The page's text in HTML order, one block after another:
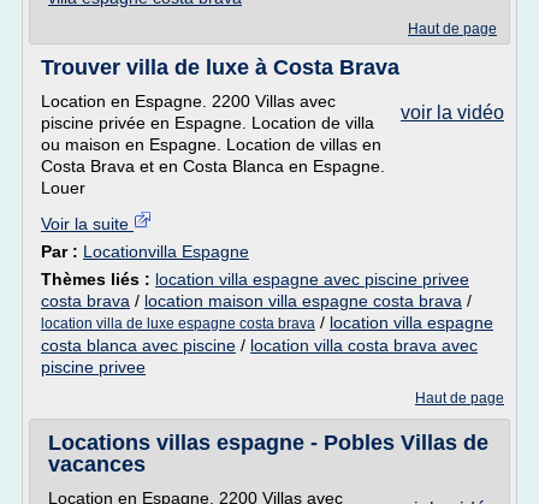
Haut de page
Trouver villa de luxe à Costa Brava
voir la vidéo
Location en Espagne. 2200 Villas avec
piscine privée en Espagne. Location de villa
ou maison en Espagne. Location de villas en
Costa Brava et en Costa Blanca en Espagne.
Louer
Voir la suite
Par : Locationvilla Espagne
Thèmes liés : location villa espagne avec piscine privee
costa brava / location maison villa espagne costa brava /
location villa de luxe espagne costa brava / location villa espagne
costa blanca avec piscine / location villa costa brava avec
piscine privee
Haut de page
Locations villas espagne - Pobles Villas de
vacances
Location en Espagne. 2200 Villas avec